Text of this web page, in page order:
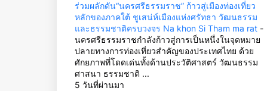
ร่วมผลักดัน“นครศรีธรรมราช” ก้าวสู่เมืองท่องเที่ยว
หลักของภาคใต้ ชูเสน่ห์เมืองแห่งศรัทธา วัฒนธรรม
และธรรมชาติครบวงจร Na khon Si Tham ma rat -
นครศรีธรรมราชกำลังก้าวสู่การเป็นหนึ่งในจุดหมาย
ปลายทางการท่องเที่ยวสำคัญของประเทศไทย ด้วย
ศักยภาพที่โดดเด่นทั้งด้านประวัติศาสตร์ วัฒนธรรม
ศาสนา ธรรมชาติ ...
5 วันที่ผ่านมา